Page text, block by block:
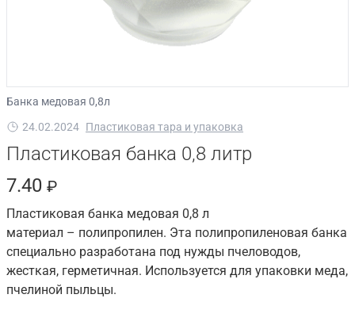
Банка медовая 0,8л
24.02.2024 Пластиковая тара и упаковка
Пластиковая банка 0,8 литр
7.40 ₽
Пластиковая банка медовая 0,8 л
материал – полипропилен. Эта полипропиленовая банка
специально разработана под нужды пчеловодов,
жесткая, герметичная. Используется для упаковки меда,
пчелиной пыльцы.